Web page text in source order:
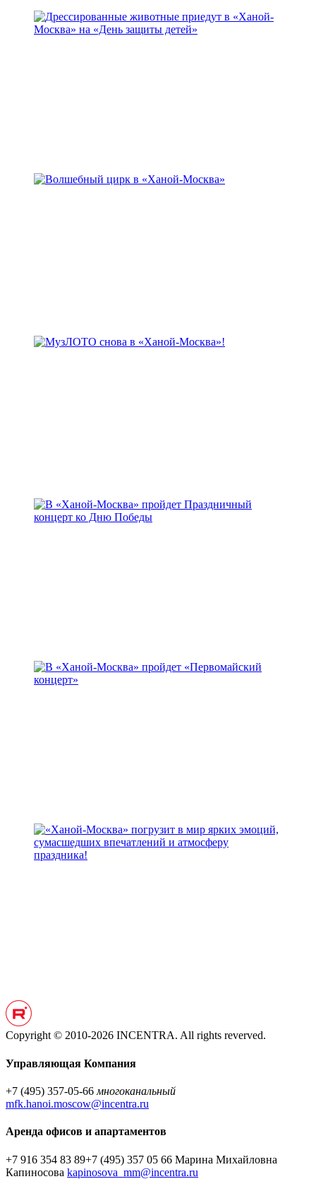
Copyright © 2010-2026 INCENTRA. All rights reverved.
Управляющая Компания
+7 (495) 357-05-66 многоканальный
mfk.hanoi.moscow@incentra.ru
Аренда офисов и апартаментов
+7 916 354 83 89+7 (495) 357 05 66 Марина Михайловна
Капиносова kapinosova_mm@incentra.ru